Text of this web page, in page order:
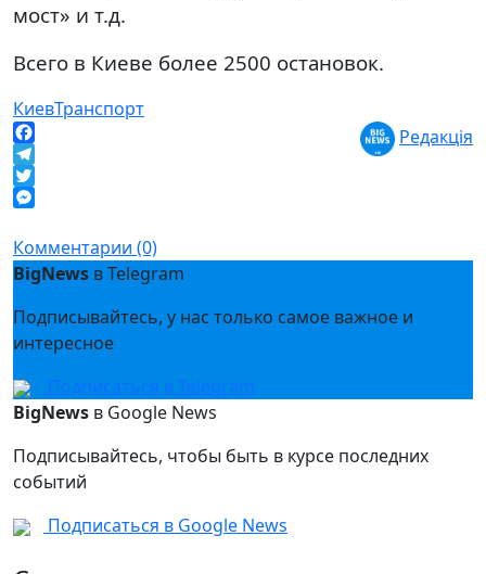
мост» и т.д.
Всего в Киеве более 2500 остановок.
КиевТранспорт
Facebook
Telegram
Twitter
Редакція
Комментарии (0)
BigNews в Telegram
Подписывайтесь, у нас только самое важное и
интересное
Подписаться в Telegram
BigNews в Google News
Подписывайтесь, чтобы быть в курсе последних
событий
Подписаться в Google News